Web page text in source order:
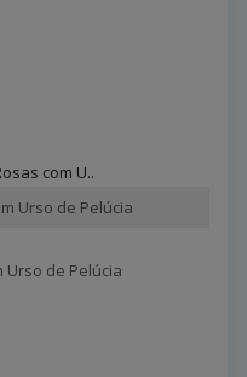
Urso de Pelúcia
Urso de Pelúcia